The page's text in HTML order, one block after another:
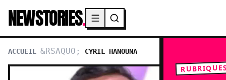
NEWSTORIES.
ACCUEIL CYRIL HANOUNA